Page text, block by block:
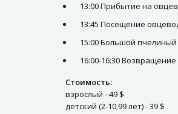
13:00 Прибытие на
13:45 Посещение
15:00 Большой пчелиный
16:00-16:30 Возвращение
Стоимость:
взрослый - 49 $
детский (2-10,99 лет) - 39 $